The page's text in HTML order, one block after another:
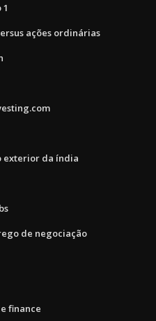
ações ordinárias
exterior da índia
de negociação
finance